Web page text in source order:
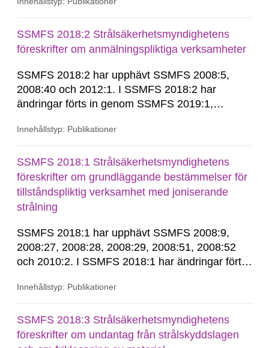
can be released from regulatory control and used
radiation protection point of view. According to
regulations issued by the SSM, such decisions
SSMFS 2018:2 Strålsäkerhetsmyndighetens
föreskrifter om anmälningspliktiga verksamheter
SSMFS 2018:2 har upphävt SSMFS 2008:5,
2008:40 och 2012:1. I SSMFS 2018:2 har
ändringar förts in genom SSMFS 2019:1,
Innehållstyp: Publikationer
SSMFS 2018:1 Strålsäkerhetsmyndighetens
föreskrifter om grundläggande bestämmelser för
tillståndspliktig verksamhet med joniserande
strålning
SSMFS 2018:1 har upphävt SSMFS 2008:9,
2008:27, 2008:28, 2008:29, 2008:51, 2008:52
och 2010:2. I SSMFS 2018:1 har ändringar förts
SSMFS 2022:14, SSMFS 2024:2 och SSMFS
Innehållstyp: Publikationer
SSMFS 2018:3 Strålsäkerhetsmyndighetens
föreskrifter om undantag från strålskyddslagen